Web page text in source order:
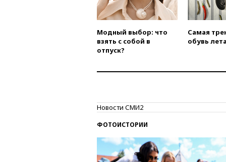
Модный выбор: что
взять с собой в
отпуск?
Самая
обувь
Новости СМИ2
ФОТОИСТОРИИ